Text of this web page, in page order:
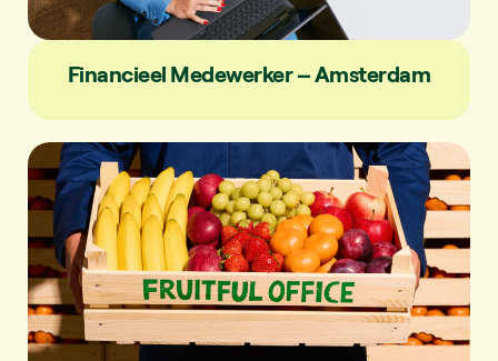
Financieel Medewerker – Amsterdam